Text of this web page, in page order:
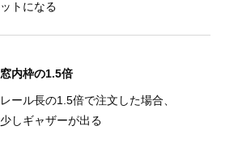
ットになる
窓内枠の1.5倍
レール長の1.5倍で注文した場合、
少しギャザーが出る